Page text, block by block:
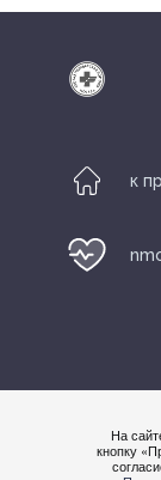
На
кнопку
Выставка
к